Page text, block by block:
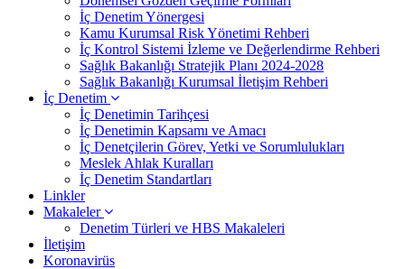
İç Denetim Yönergesi
Kamu Kurumsal Risk Yönetimi Rehberi
İç Kontrol Sistemi İzleme ve Değerlendirme Rehberi
Sağlık Bakanlığı Stratejik Planı 2024-2028
Sağlık Bakanlığı Kurumsal İletişim Rehberi
İç Denetim
İç Denetimin Tarihçesi
İç Denetimin Kapsamı ve Amacı
İç Denetçilerin Görev, Yetki ve Sorumlulukları
Meslek Ahlak Kuralları
İç Denetim Standartları
Linkler
Makaleler
Denetim Türleri ve HBS Makaleleri
İletişim
Koronavirüs